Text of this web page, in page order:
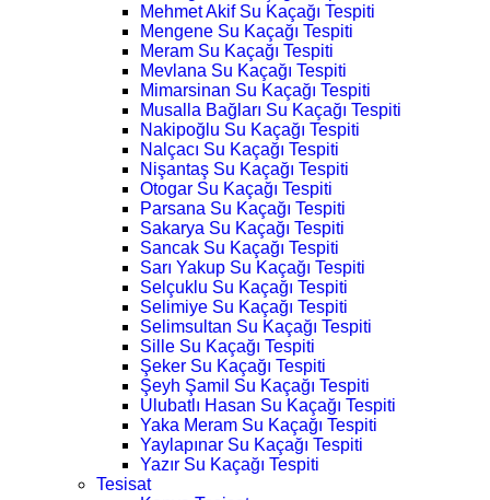
Mehmet Akif Su Kaçağı Tespiti
Mengene Su Kaçağı Tespiti
Meram Su Kaçağı Tespiti
Mevlana Su Kaçağı Tespiti
Mimarsinan Su Kaçağı Tespiti
Musalla Bağları Su Kaçağı Tespiti
Nakipoğlu Su Kaçağı Tespiti
Nalçacı Su Kaçağı Tespiti
Nişantaş Su Kaçağı Tespiti
Otogar Su Kaçağı Tespiti
Parsana Su Kaçağı Tespiti
Sakarya Su Kaçağı Tespiti
Sancak Su Kaçağı Tespiti
Sarı Yakup Su Kaçağı Tespiti
Selçuklu Su Kaçağı Tespiti
Selimiye Su Kaçağı Tespiti
Selimsultan Su Kaçağı Tespiti
Sille Su Kaçağı Tespiti
Şeker Su Kaçağı Tespiti
Şeyh Şamil Su Kaçağı Tespiti
Ulubatlı Hasan Su Kaçağı Tespiti
Yaka Meram Su Kaçağı Tespiti
Yaylapınar Su Kaçağı Tespiti
Yazır Su Kaçağı Tespiti
Tesisat